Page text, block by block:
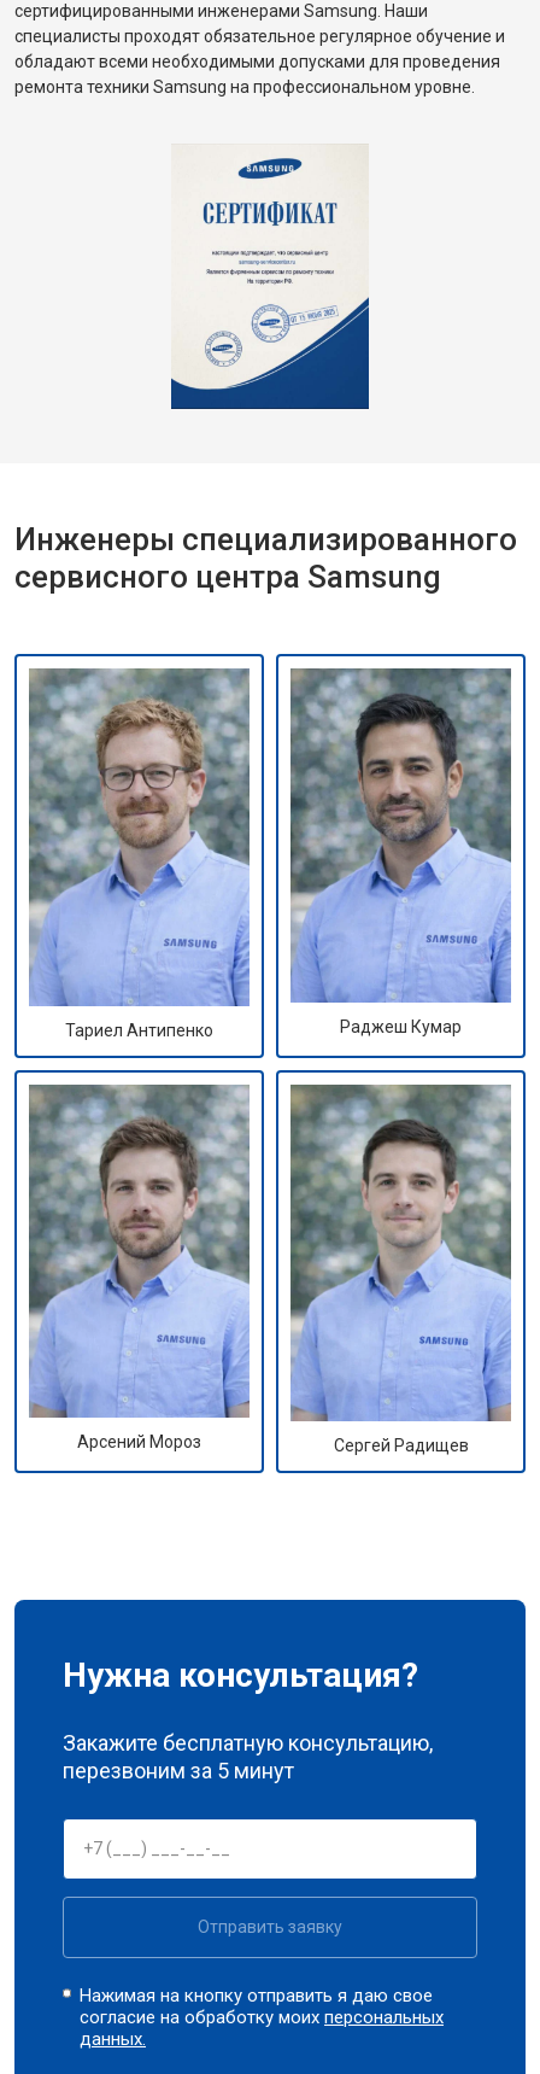
сертифицированными инженерами Samsung. Наши
специалисты проходят обязательное регулярное обучение и
обладают всеми необходимыми допусками для проведения
ремонта техники Samsung на профессиональном уровне.
Инженеры специализированного
сервисного центра Samsung
Тариел Антипенко Раджеш Кумар
Арсений Мороз Сергей Радищев
Нужна консультация?
Закажите бесплатную консультацию,
перезвоним за 5 минут
Отправить заявку
Нажимая на кнопку отправить я даю свое
согласие на обработку моихперсональных
данных.